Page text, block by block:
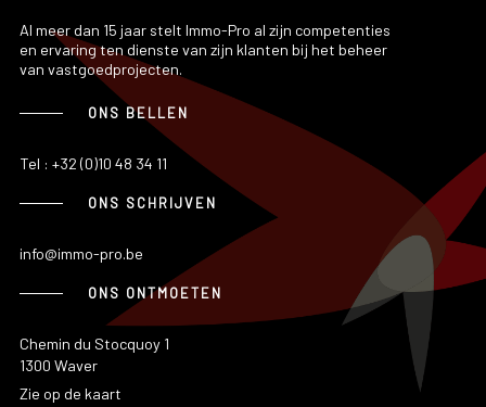
Al meer dan 15 jaar stelt Immo-Pro al zijn competenties
en ervaring ten dienste van zijn klanten bij het beheer
van vastgoedprojecten.
ONS BELLEN
Tel : +32 (0)10 48 34 11
ONS SCHRIJVEN
info@immo-pro.be
ONS ONTMOETEN
Chemin du Stocquoy 1
1300 Waver
Zie op de kaart